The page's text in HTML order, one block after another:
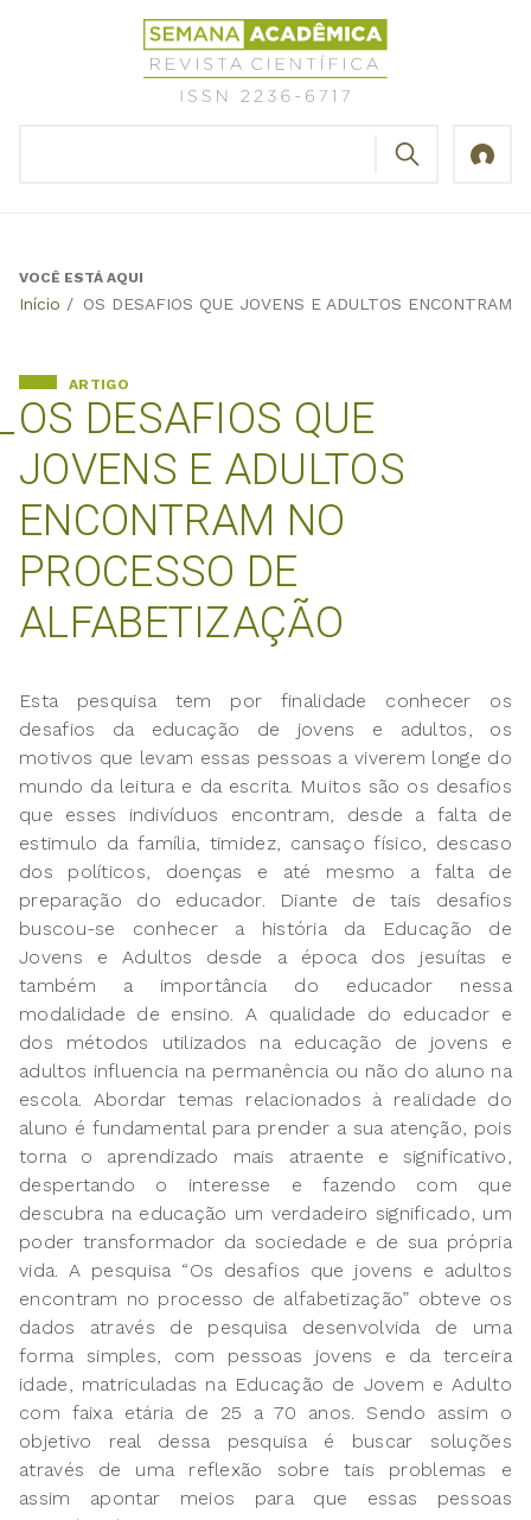
Revista
Científica
Semana
Back
VOCÊ ESTÁ AQUI
Início / OS DESAFIOS QUE JOVENS E ADULTOS ENCONTRAM
OS DESAFIOS QUE
JOVENS E ADULTOS
ENCONTRAM NO
PROCESSO DE
ALFABETIZAÇÃO
ARTIGO
Esta pesquisa tem por finalidade conhecer os
desafios da educação de jovens e adultos, os
motivos que levam essas pessoas a viverem longe do
mundo da leitura e da escrita. Muitos são os desafios
que esses indivíduos encontram, desde a falta de
estimulo da família, timidez, cansaço físico, descaso
dos políticos, doenças e até mesmo a falta de
preparação do educador. Diante de tais desafios
buscou-se conhecer a história da Educação de
Jovens e Adultos desde a época dos jesuítas e
também a importância do educador nessa
modalidade de ensino. A qualidade do educador e
dos métodos utilizados na educação de jovens e
adultos influencia na permanência ou não do aluno na
escola. Abordar temas relacionados à realidade do
aluno é fundamental para prender a sua atenção, pois
torna o aprendizado mais atraente e significativo,
despertando o interesse e fazendo com que
descubra na educação um verdadeiro significado, um
poder transformador da sociedade e de sua própria
vida. A pesquisa “Os desafios que jovens e adultos
encontram no processo de alfabetização” obteve os
dados através de pesquisa desenvolvida de uma
forma simples, com pessoas jovens e da terceira
idade, matriculadas na Educação de Jovem e Adulto
com faixa etária de 25 a 70 anos. Sendo assim o
objetivo real dessa pesquisa é buscar soluções
através de uma reflexão sobre tais problemas e
assim apontar meios para que essas pessoas